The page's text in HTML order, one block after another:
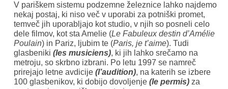
V pariškem sistemu podzemne železnice lahko najdemo
nekaj postaj, ki niso več v uporabi za potniški promet,
temveč jih uporabljajo kot studio, v njih so posneli celo
dele filmov, kot sta Amelie (Le Fabuleux destin d’Amélie
Poulain) in Pariz, ljubim te (Paris, je t’aime). Tudi
glasbeniki (les musiciens), ki jih lahko srečamo na
metroju, so skrbno izbrani. Po letu 1997 se namreč
prirejajo letne avdicije (l’audition), na katerih se izbere
100 glasbenikov, ki dobijo dovoljenje (le permis) za